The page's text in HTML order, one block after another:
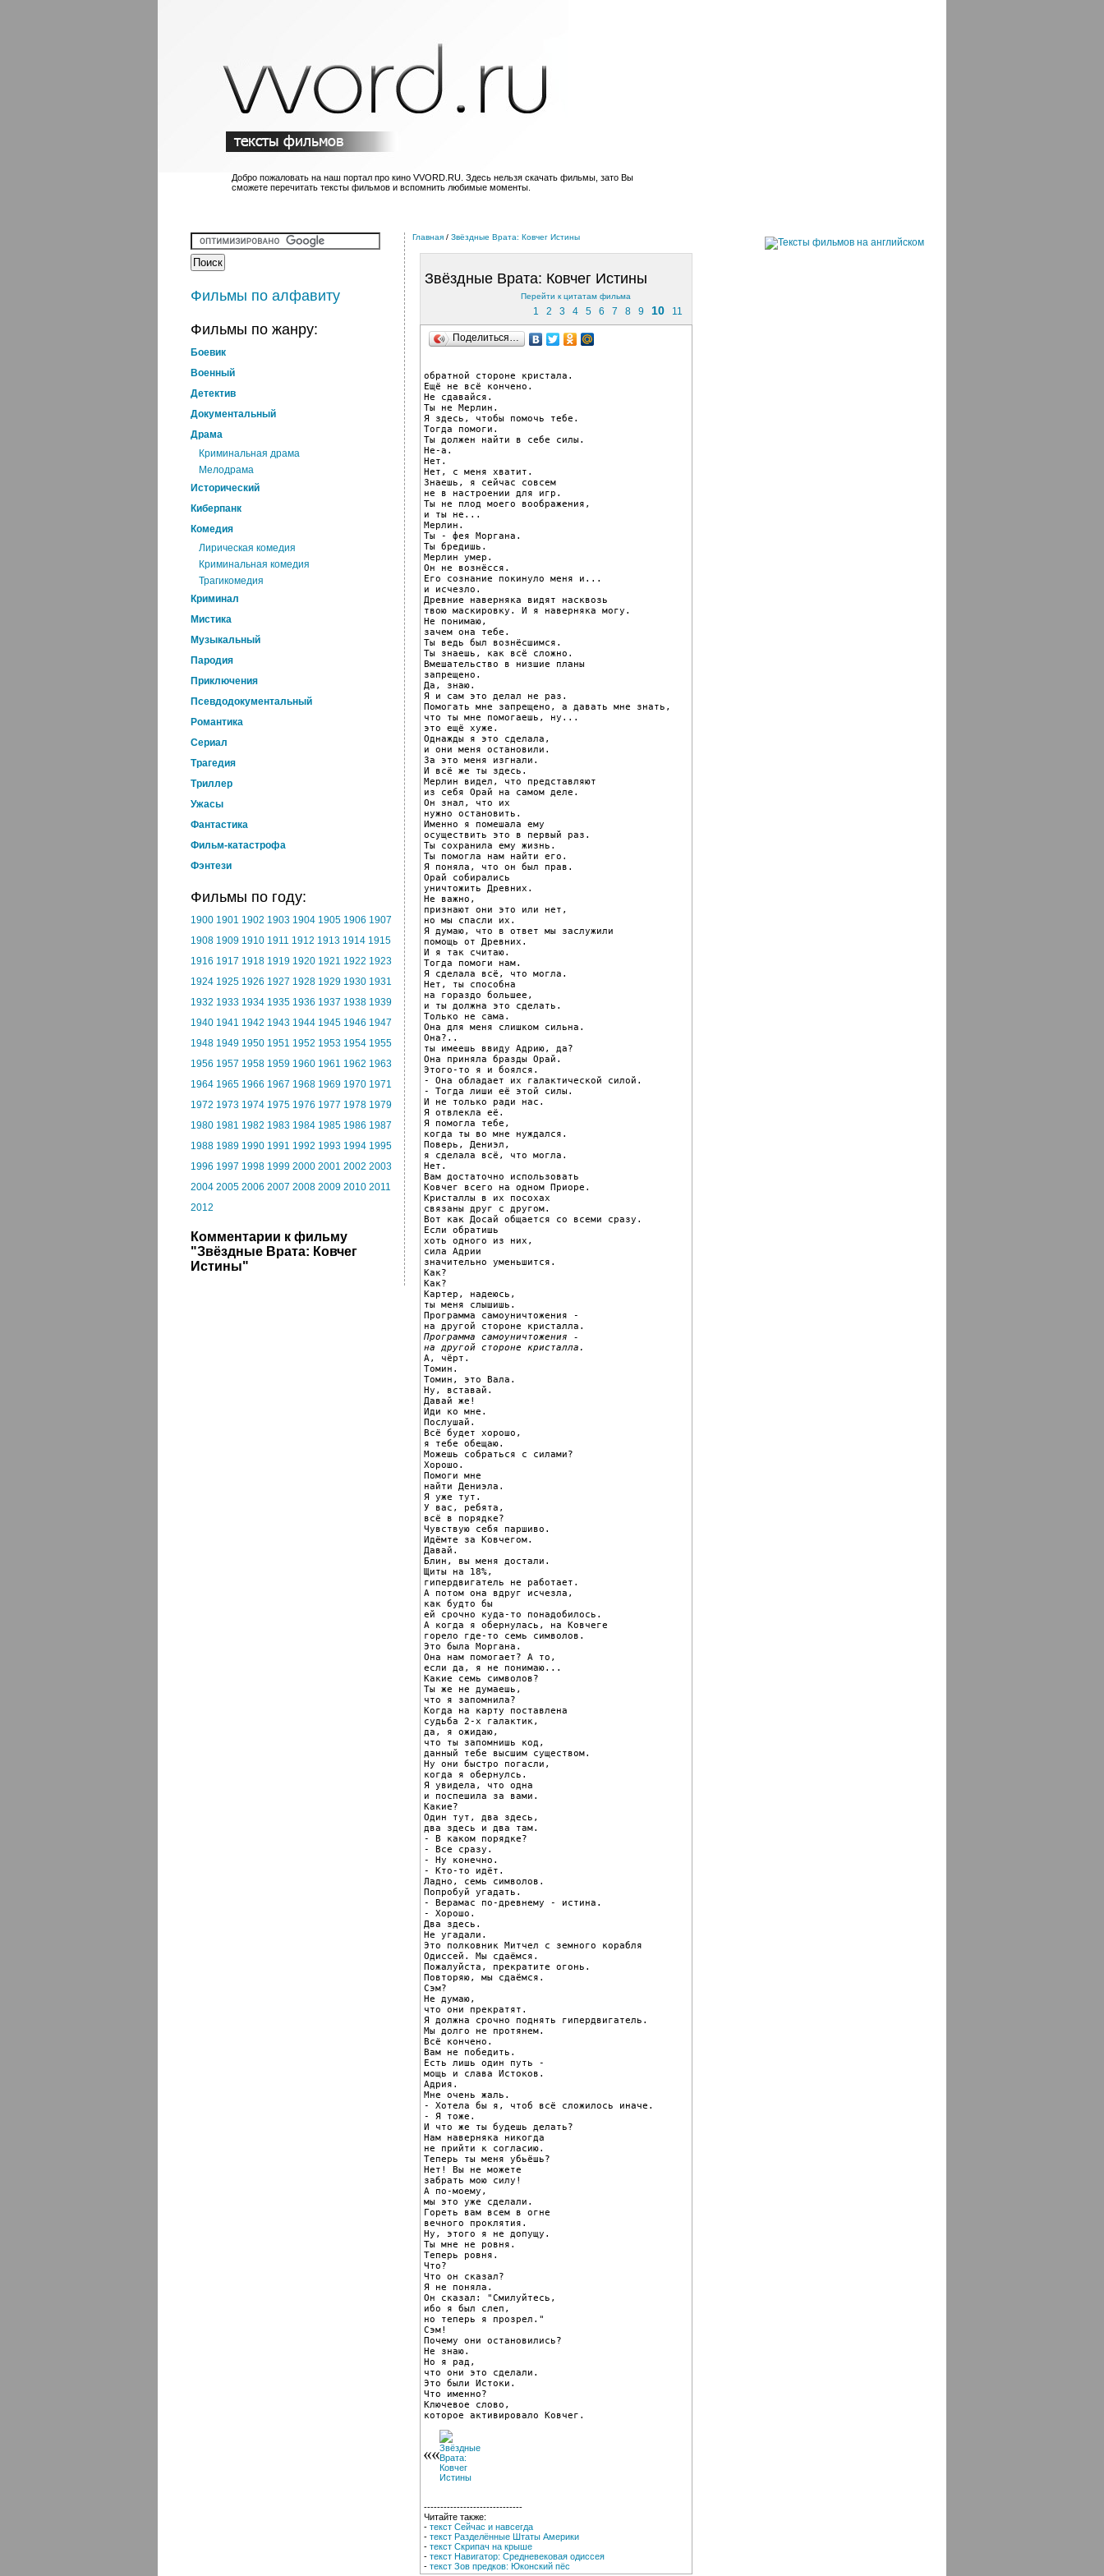
Добро пожаловать на наш портал про кино VVORD.RU. Здесь нельзя скачать фильмы, зато Вы
сможете перечитать тексты фильмов и вспомнить любимые моменты.
Фильмы по алфавиту
Фильмы по жанру:
Боевик
Военный
Детектив
Документальный
Драма
Криминальная драма
Мелодрама
Исторический
Киберпанк
Комедия
Лирическая комедия
Криминальная комедия
Трагикомедия
Криминал
Мистика
Музыкальный
Пародия
Приключения
Псевдодокументальный
Романтика
Cериал
Трагедия
Триллер
Ужасы
Фантастика
Фильм-катастрофа
Фэнтези
Фильмы по году:
1900 1901 1902 1903 1904 1905 1906 1907
1908 1909 1910 1911 1912 1913 1914 1915
1916 1917 1918 1919 1920 1921 1922 1923
1924 1925 1926 1927 1928 1929 1930 1931
1932 1933 1934 1935 1936 1937 1938 1939
1940 1941 1942 1943 1944 1945 1946 1947
1948 1949 1950 1951 1952 1953 1954 1955
1956 1957 1958 1959 1960 1961 1962 1963
1964 1965 1966 1967 1968 1969 1970 1971
1972 1973 1974 1975 1976 1977 1978 1979
1980 1981 1982 1983 1984 1985 1986 1987
1988 1989 1990 1991 1992 1993 1994 1995
1996 1997 1998 1999 2000 2001 2002 2003
2004 2005 2006 2007 2008 2009 2010 2011
2012
Комментарии к фильму
"Звёздные Врата: Ковчег
Истины"
Главная / Звёздные Врата: Ковчег Истины
Звёздные Врата: Ковчег Истины
Перейти к цитатам фильма
1 2 3 4 5 6 7 8 9 10 11
Поделиться…
обратной стороне кристала.
Ещё не всё кончено.
Не сдавайся.
Ты не Мерлин.
Я здесь, чтобы помочь тебе.
Тогда помоги.
Ты должен найти в себе силы.
Не-а.
Нет.
Нет, с меня хватит.
Знаешь, я сейчас совсем
не в настроении для игр.
Ты не плод моего воображения,
и ты не...
Мерлин.
Ты - фея Моргана.
Ты бредишь.
Мерлин умер.
Он не вознёсся.
Его сознание покинуло меня и...
и исчезло.
Древние наверняка видят насквозь
твою маскировку. И я наверняка могу.
Не понимаю,
зачем она тебе.
Ты ведь был вознёсшимся.
Ты знаешь, как всё сложно.
Вмешательство в низшие планы
запрещено.
Да, знаю.
Я и сам это делал не раз.
Помогать мне запрещено, а давать мне знать,
что ты мне помогаешь, ну...
это ещё хуже.
Однажды я это сделала,
и они меня остановили.
За это меня изгнали.
И всё же ты здесь.
Мерлин видел, что представляют
из себя Орай на самом деле.
Он знал, что их
нужно остановить.
Именно я помешала ему
осуществить это в первый раз.
Ты сохранила ему жизнь.
Ты помогла нам найти его.
Я поняла, что он был прав.
Орай собирались
уничтожить Древних.
Не важно,
признают они это или нет,
но мы спасли их.
Я думаю, что в ответ мы заслужили
помощь от Древних.
И я так считаю.
Тогда помоги нам.
Я сделала всё, что могла.
Нет, ты способна
на гораздо большее,
и ты должна это сделать.
Только не сама.
Она для меня слишком сильна.
Она?..
ты имеешь ввиду Адрию, да?
Она приняла бразды Орай.
Этого-то я и боялся.
- Она обладает их галактической силой.
- Тогда лиши её этой силы.
И не только ради нас.
Я отвлекла её.
Я помогла тебе,
когда ты во мне нуждался.
Поверь, Дениэл,
я сделала всё, что могла.
Нет.
Вам достаточно использовать
Ковчег всего на одном Приоре.
Кристаллы в их посохах
связаны друг с другом.
Вот как Досай общается со всеми сразу.
Если обратишь
хоть одного из них,
сила Адрии
значительно уменьшится.
Как?
Как?
Картер, надеюсь,
ты меня слышишь.
Программа самоуничтожения -
Программа самоуничтожения -
на другой стороне кристалла.
А, чёрт.
Томин.
Томин, это Вала.
Ну, вставай.
Давай же!
Иди ко мне.
Послушай.
Всё будет хорошо,
я тебе обещаю.
Можешь собраться с силами?
Хорошо.
Помоги мне
найти Дениэла.
Я уже тут.
У вас, ребята,
всё в порядке?
Чувствую себя паршиво.
Идёмте за Ковчегом.
Давай.
Блин, вы меня достали.
Щиты на 18%,
гипердвигатель не работает.
А потом она вдруг исчезла,
как будто бы
ей срочно куда-то понадобилось.
А когда я обернулась, на Ковчеге
горело где-то семь символов.
Это была Моргана.
Она нам помогает? А то,
если да, я не понимаю...
Какие семь символов?
Ты же не думаешь,
что я запомнила?
Когда на карту поставлена
судьба 2-х галактик,
да, я ожидаю,
что ты запомнишь код,
данный тебе высшим существом.
Ну они быстро погасли,
когда я обернулсь.
Я увидела, что одна
и поспешила за вами.
Какие?
Один тут, два здесь,
два здесь и два там.
- В каком порядке?
- Все сразу.
- Ну конечно.
- Кто-то идёт.
Ладно, семь символов.
Попробуй угадать.
- Верамас по-древнему - истина.
- Хорошо.
Два здесь.
Не угадали.
Это полковник Митчел с земного корабля
Одиссей. Мы сдаёмся.
Пожалуйста, прекратите огонь.
Повторяю, мы сдаёмся.
Сэм?
Не думаю,
что они прекратят.
Я должна срочно поднять гипердвигатель.
Мы долго не протянем.
Всё кончено.
Вам не победить.
Есть лишь один путь -
мощь и слава Истоков.
Адрия.
Мне очень жаль.
- Хотела бы я, чтоб всё сложилось иначе.
- Я тоже.
И что же ты будешь делать?
Нам наверняка никогда
не прийти к согласию.
Теперь ты меня убьёшь?
Нет! Вы не можете
забрать мою силу!
А по-моему,
мы это уже сделали.
Гореть вам всем в огне
вечного проклятия.
Ну, этого я не допущу.
Ты мне не ровня.
Теперь ровня.
Что?
Что он сказал?
Я не поняла.
Он сказал: "Смилуйтесь,
ибо я был слеп,
но теперь я прозрел."
Сэм!
Почему они остановились?
Не знаю.
Но я рад,
что они это сделали.
Это были Истоки.
Что именно?
Ключевое слово,
которое активировало Ковчег.
------------------------------
Читайте также:
- текст Сейчас и навсегда
- текст Разделённые Штаты Америки
- текст Скрипач на крыше
- текст Навигатор: Средневековая одиссея
- текст Зов предков: Юконский пёс